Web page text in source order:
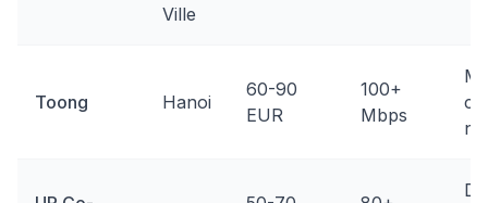
Ville
Toong Hanoi
60-90
EUR
100+
Mbps